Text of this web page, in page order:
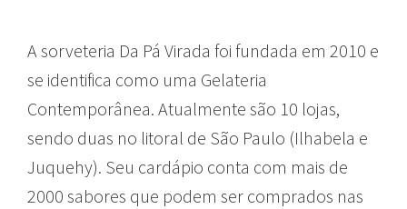
A sorveteria Da Pá Virada foi fundada em 2010 e
se identifica como uma Gelateria
Contemporânea. Atualmente são 10 lojas,
sendo duas no litoral de São Paulo (Ilhabela e
Juquehy). Seu cardápio conta com mais de
2000 sabores que podem ser comprados nas